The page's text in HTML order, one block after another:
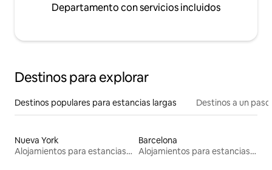
Departamento con servicios incluidos
Destinos para explorar
Destinos populares para estancias largas Destinos a un
Nueva York
Alojamientos para estancias largas
Barcelona
Alojamientos para estancias largas